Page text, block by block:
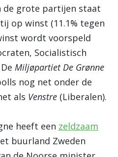
de grote partijen staat
op winst (11.1% tegen
wordt voorspeld
Socialistisch
Miljøpartiet De Grønne
nog net onder de
als Venstre (Liberalen).
heeft een zeldzaam
buurland Zweden